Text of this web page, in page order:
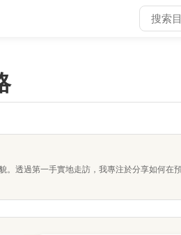
透過第一手實地走訪，我專注於分享如何在